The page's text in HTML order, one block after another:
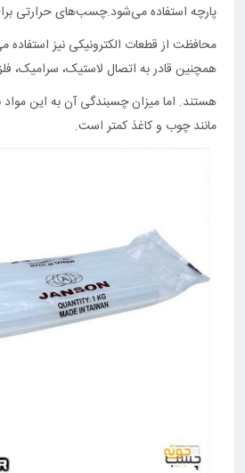
پارچه استفاده می‌شود.چسب‌های حرارتی
محافظت از قطعات الکترونیکی نیز
همچنین قادر به اتصال لاستیک، سرامیک،
هستند. اما میزان چسبندگی آن به این
مانند چوب و کاغذ کمتر است.